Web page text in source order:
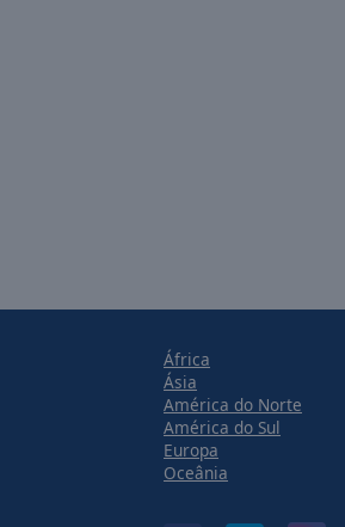
África
Ásia
América do Norte
América do Sul
Europa
Oceânia